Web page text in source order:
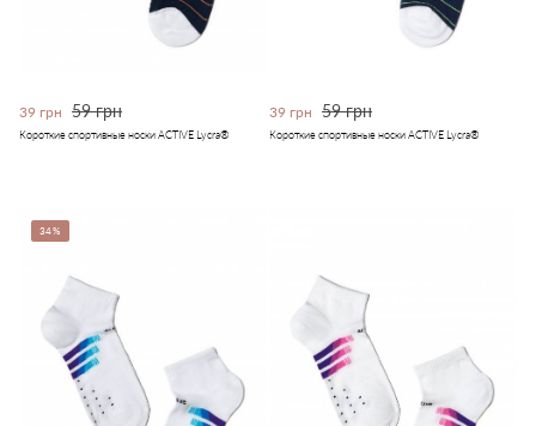
39 грн 59 грн
Короткие спортивные носки ACTIVE Lycra®
39 грн 59 грн
Короткие спортивные носки ACTIVE Lycra®
34%